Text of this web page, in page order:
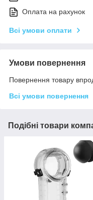
Оплата на рахунок
Всі умови оплати
Умови повернення
Повернення товару
Всі умови повернення
Подібні товари